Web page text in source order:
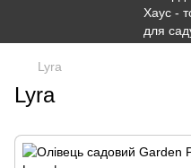
Lyra
Lyra